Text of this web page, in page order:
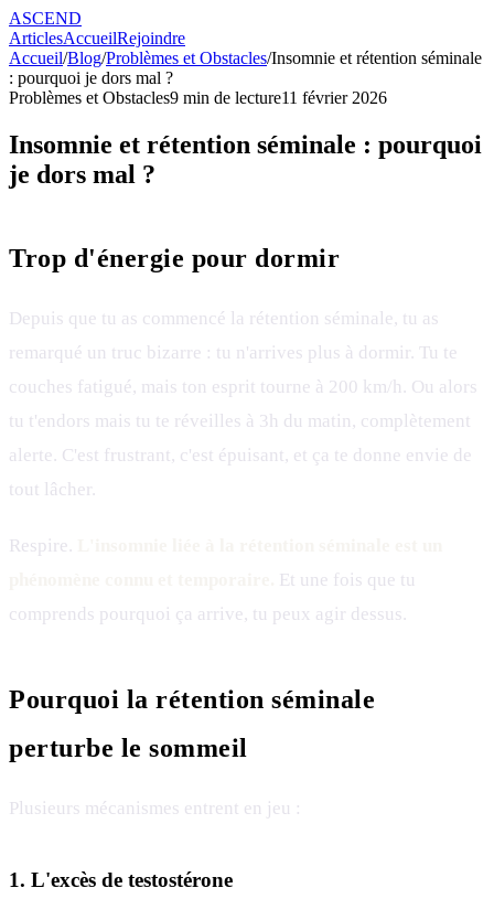
ASCEND
ArticlesAccueilRejoindre
Accueil/Blog/Problèmes et Obstacles/Insomnie et rétention séminale
: pourquoi je dors mal ?
Problèmes et Obstacles9 min de lecture11 février 2026
Insomnie et rétention séminale : pourquoi
je dors mal ?
Trop d'énergie pour dormir
Depuis que tu as commencé la rétention séminale, tu as
remarqué un truc bizarre : tu n'arrives plus à dormir. Tu te
couches fatigué, mais ton esprit tourne à 200 km/h. Ou alors
tu t'endors mais tu te réveilles à 3h du matin, complètement
alerte. C'est frustrant, c'est épuisant, et ça te donne envie de
tout lâcher.
Respire.
Et une fois que tu
comprends pourquoi ça arrive, tu peux agir dessus.
Pourquoi la rétention séminale
perturbe le sommeil
Plusieurs mécanismes entrent en jeu :
1. L'excès de testostérone